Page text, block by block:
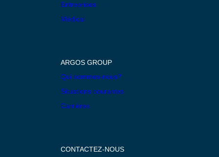
Entreprises
Médical
ARGOS GROUP
Qui sommes-nous?
Situations courantes
Carrières
CONTACTEZ-NOUS